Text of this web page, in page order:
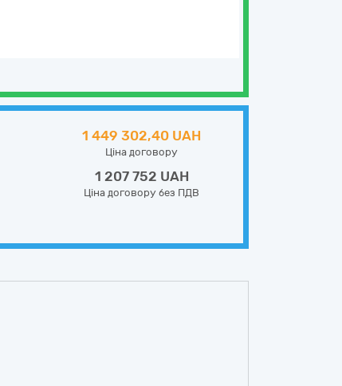
1 449 302,40 UAH
Ціна договору
1 207 752 UAH
Ціна договору без ПДВ